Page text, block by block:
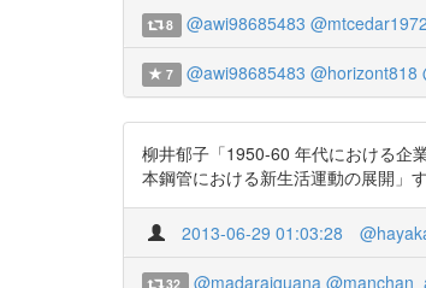
8 @awi98685483 @mtcedar1972
7 @awi98685483 @horizont818
柳井郁子「1950-60 年代における企
本鋼管における新生活運動の展開」
2013-06-29 01:03:28
32 @madaraiguana